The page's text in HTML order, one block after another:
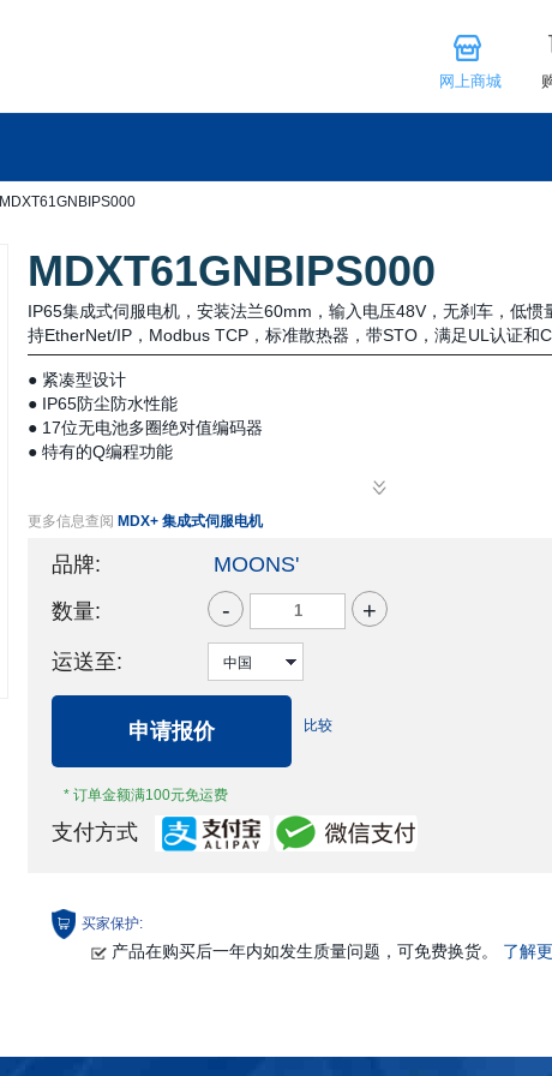
网上商城
MDXT61GNBIPS000
MDXT61GNBIPS000
IP65集成式伺服电机，安装法兰60mm，输入电压48V，无刹车，低
持EtherNet/IP，Modbus TCP，标准散热器，带STO，满足UL认证和
● 紧凑型设计
● IP65防尘防水性能
● 17位无电池多圈绝对值编码器
● 特有的Q编程功能
更多信息查阅 MDX+ 集成式伺服电机
品牌:
MOONS'
数量:
- +
运送至:
申请报价
* 订单金额满100元免运费
比较
支付方式
买家保护:
产品在购买后一年内如发生质量问题，可免费换货。 了解